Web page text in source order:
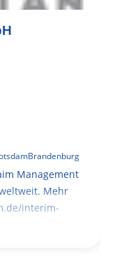
Brandenburg
Management
Mehr
interim-